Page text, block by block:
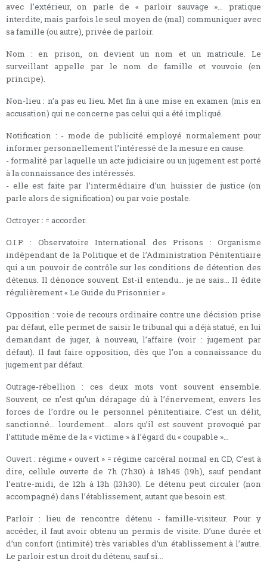
avec l’extérieur, on parle de « parloir sauvage »... pratique
interdite, mais parfois le seul moyen de (mal) communiquer avec
sa famille (ou autre), privée de parloir.
Nom : en prison, on devient un nom et un matricule. Le
surveillant appelle par le nom de famille et vouvoie (en
principe).
Non-lieu : n’a pas eu lieu. Met fin à une mise en examen (mis en
accusation) qui ne concerne pas celui qui a été impliqué.
Notification : - mode de publicité employé normalement pour
informer personnellement l’intéressé de la mesure en cause.
- formalité par laquelle un acte judiciaire ou un jugement est porté
à la connaissance des intéressés.
- elle est faite par l’intermédiaire d’un huissier de justice (on
parle alors de signification) ou par voie postale.
Octroyer : = accorder.
O.I.P. : Observatoire International des Prisons : Organisme
indépendant de la Politique et de l’Administration Pénitentiaire
qui a un pouvoir de contrôle sur les conditions de détention des
détenus. Il dénonce souvent. Est-il entendu... je ne sais... Il édite
régulièrement « Le Guide du Prisonnier ».
Opposition : voie de recours ordinaire contre une décision prise
par défaut, elle permet de saisir le tribunal qui a déjà statué, en lui
demandant de juger, à nouveau, l’affaire (voir : jugement par
défaut). Il faut faire opposition, dès que l’on a connaissance du
jugement par défaut.
Outrage-rébellion : ces deux mots vont souvent ensemble.
Souvent, ce n’est qu’un dérapage dû à l’énervement, envers les
forces de l’ordre ou le personnel pénitentiaire. C’est un délit,
sanctionné... lourdement... alors qu’il est souvent provoqué par
l’attitude même de la « victime » à l’égard du « coupable »...
Ouvert : régime « ouvert » = régime carcéral normal en CD, C’est à
dire, cellule ouverte de 7h (7h30) à 18h45 (19h), sauf pendant
l’entre-midi, de 12h à 13h (13h30). Le détenu peut circuler (non
accompagné) dans l’établissement, autant que besoin est.
Parloir : lieu de rencontre détenu - famille-visiteur. Pour y
accéder, il faut avoir obtenu un permis de visite. D’une durée et
d’un confort (intimité) très variables d’un établissement à l’autre.
Le parloir est un droit du détenu, sauf si...